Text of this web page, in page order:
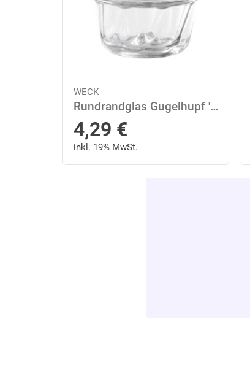
WECK
Rundrandglas Gugelhupf 'Einkochwelt'
4,29 €
inkl. 19% MwSt.